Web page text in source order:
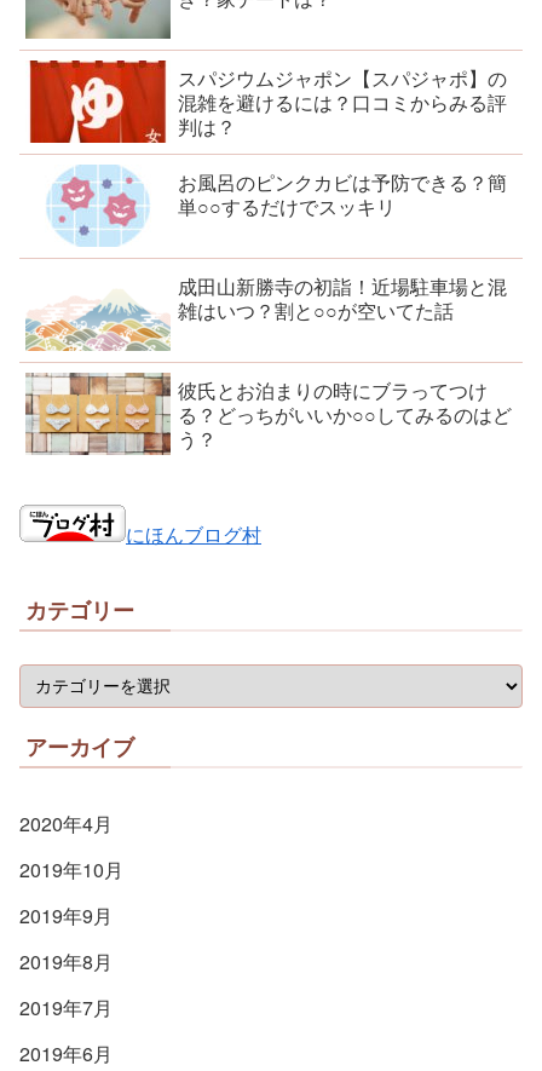
スパジウムジャポン【スパジャポ】の
混雑を避けるには？口コミからみる評
判は？
お風呂のピンクカビは予防できる？簡
単○○するだけでスッキリ
成田山新勝寺の初詣！近場駐車場と混
雑はいつ？割と○○が空いてた話
彼氏とお泊まりの時にブラってつけ
る？どっちがいいか○○してみるのはど
う？
にほんブログ村
カテゴリー
アーカイブ
2020年4月
2019年10月
2019年9月
2019年8月
2019年7月
2019年6月